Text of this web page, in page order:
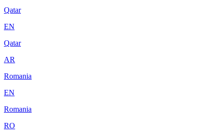
Qatar
EN
Qatar
AR
Romania
EN
Romania
RO